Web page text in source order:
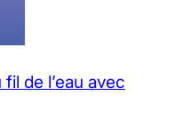
de l’eau avec